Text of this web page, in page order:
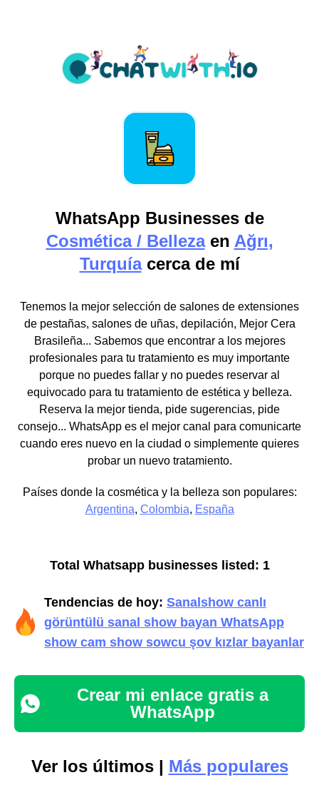
WhatsApp Businesses de
Cosmética / Bellezaen Ağrı,
Turquíacerca de mí
Tenemos la mejor selección de salones de extensiones
de pestañas, salones de uñas, depilación, Mejor Cera
Brasileña... Sabemos que encontrar a los mejores
profesionales para tu tratamiento es muy importante
porque no puedes fallar y no puedes reservar al
equivocado para tu tratamiento de estética y belleza.
Reserva la mejor tienda, pide sugerencias, pide
consejo... WhatsApp es el mejor canal para comunicarte
cuando eres nuevo en la ciudad o simplemente quieres
probar un nuevo tratamiento.
Países donde la cosmética y la belleza son populares:
Argentina, Colombia, España
Total Whatsapp businesses listed: 1
Tendencias de hoy: Sanalshow canlı
görüntülü sanal show bayan WhatsApp
show cam show sowcu şov kızlar bayanlar
Crear mi enlace gratis a
WhatsApp
Ver los últimos | Más populares